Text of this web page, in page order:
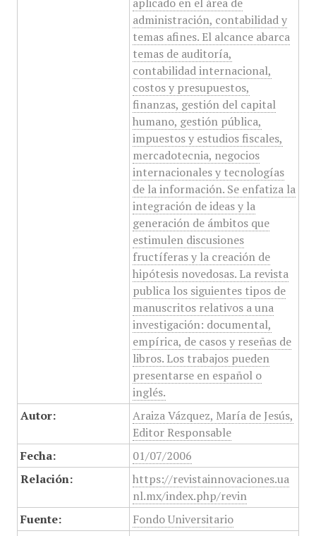
administración, contabilidad y
temas afines. El alcance abarca
temas de auditoría,
contabilidad internacional,
costos y presupuestos,
finanzas, gestión del capital
humano, gestión pública,
impuestos y estudios fiscales,
mercadotecnia, negocios
internacionales y tecnologías
de la información. Se enfatiza la
integración de ideas y la
generación de ámbitos que
estimulen discusiones
fructíferas y la creación de
hipótesis novedosas. La revista
publica los siguientes tipos de
manuscritos relativos a una
investigación: documental,
empírica, de casos y reseñas de
libros. Los trabajos pueden
presentarse en español o
inglés.
Autor:
Araiza Vázquez, María de Jesús,
Editor Responsable
Fecha:
01/07/2006
Relación:
https://revistainnovaciones.ua
nl.mx/index.php/revin
Fuente:
Fondo Universitario